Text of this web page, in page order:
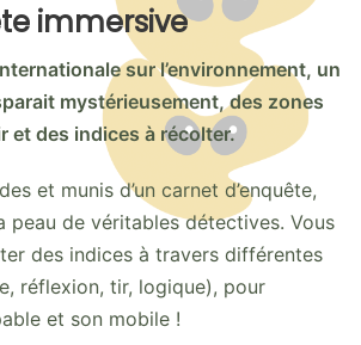
immersive
sur l’environnement, un
mystérieusement, des zones
et des indices à récolter.
et munis d’un carnet d’enquête,
peau de véritables détectives. Vous
des indices à travers différentes
réflexion, tir, logique), pour
et son mobile !